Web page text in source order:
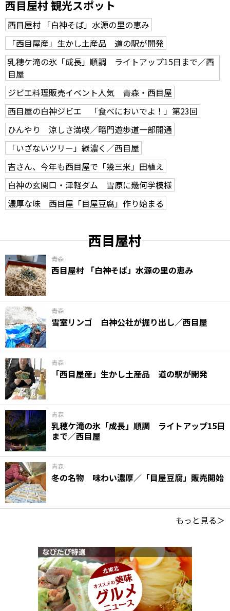
西目屋村 観光スポット
西目屋村 「白神そば」水源の里の恵み
「西目屋産」生かし土産品 道の駅が開発
乳穂ケ滝の氷「成長」順調 ライトアップ15日まで／西
目屋
ジビエ料理販売イベント人気 青森・西目屋
西目屋の白神ジビエ 「食べにおいでよ！」第23回
ひんやり 涼しさ満喫／暗門遊歩道一部開通
「いざないツリー」緑濃く／西目屋
吉さん、今年も西目屋で「幾三米」田植え
白神の玄関口・津軽ダム 雪原に幾何学模様
濃厚な味 西目屋「目屋豆腐」作り始まる
西目屋村
青森
西目屋村 「白神そば」水源の里の恵み
青森
雪室リンゴ 白神公社が掘り出し／西目屋
青森
「西目屋産」生かし土産品 道の駅が開発
青森
乳穂ケ滝の氷「成長」順調 ライトアップ15日
まで／西目屋
青森
冬の名物 味わい濃厚／「目屋豆腐」販売開始
もっと見る＞